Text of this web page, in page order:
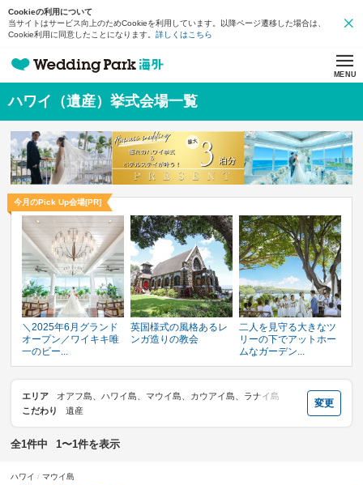
Cookieの利用について
当サイトはサービス向上のためCookieを利用しています。以降ページ遷移した場合は、
Cookie利用に同意したことになります。 詳しくはこちら
MENU
ハワイ（遺産）挙式会場一覧
今月のPick Up会場[PR]
＼2025年6月グランド
オープン／ワイキキ唯
一のビー...
英国様式の風格あるレ
ンガ造りの教会
二人を見守る大きなツ
リーの下でアットホー
ムなガーデン...
エリア
オアフ島、ハワイ島、マウイ島、カウアイ島、ラナイ島
こだわり
遺産
変更
全1件中 1〜1件を表示
ハワイ マウイ島